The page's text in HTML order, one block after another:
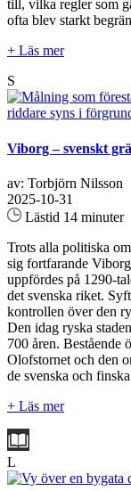
till, vilka regler som
ofta blev starkt
+ Läs mer
S
Viborg – svenskt
av: Torbjörn Nilsson
2025-10-31
Lästid 14 minuter
Trots alla politiska
sig fortfarande
uppfördes på 1290-
det svenska riket.
kontrollen över den
Den idag ryska
700 åren. Bestående
Olofstornet och den
de svenska och
+ Läs mer
L